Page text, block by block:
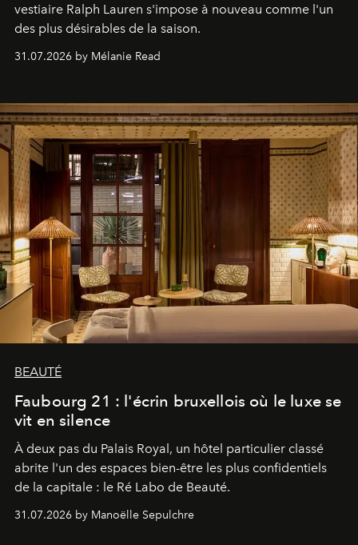
vestiaire Ralph Lauren s'impose à nouveau comme l'un
des plus désirables de la saison.
31.07.2026 by Mélanie Read
BEAUTÉ
Faubourg 21 : l'écrin bruxellois où le luxe se
vit en silence
À deux pas du Palais Royal, un hôtel particulier classé
abrite l'un des espaces bien-être les plus confidentiels
de la capitale : le Ré Labo de Beauté.
31.07.2026 by Manoëlle Sepulchre